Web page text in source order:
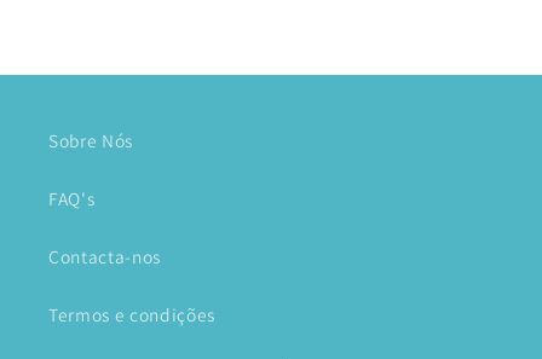
Sobre Nós
FAQ's
Contacta-nos
Termos e condições